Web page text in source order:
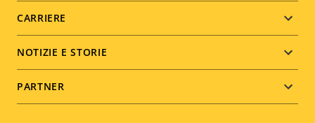
CARRIERE
NOTIZIE E STORIE
PARTNER